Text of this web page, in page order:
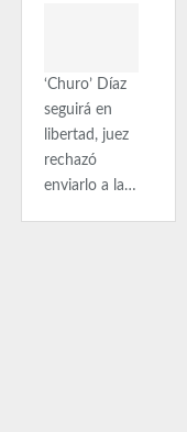
‘Churo’ Díaz
seguirá en
libertad, juez
rechazó
enviarlo a la…